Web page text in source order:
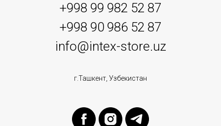
+998 99 982 52 87
+998 90 986 52 87
info@intex-store.uz
г.Ташкент, Узбекистан